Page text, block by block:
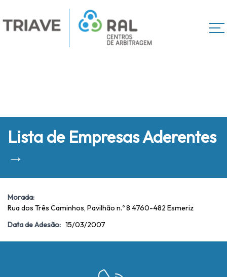
Lista de Empresas Aderentes
→
Morada:
Rua dos Três Caminhos, Pavilhão n.º 8 4760-482 Esmeriz
Data de Adesão: 15/03/2007